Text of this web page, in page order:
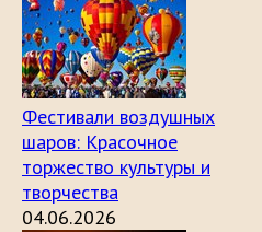
Фестивали воздушных
шаров: Красочное
торжество культуры и
творчества
04.06.2026